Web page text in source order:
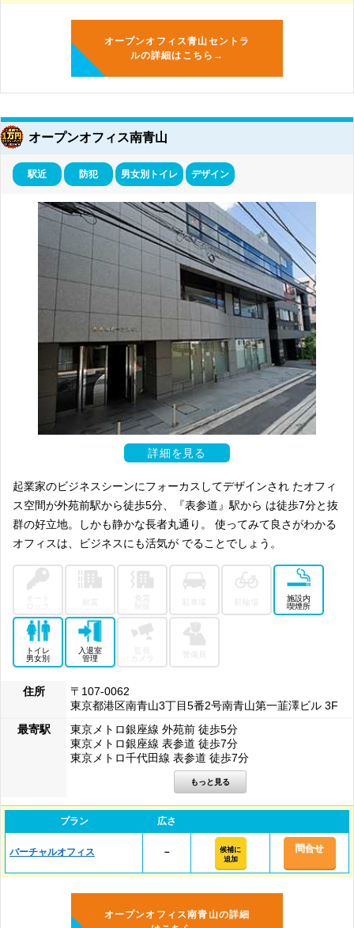
オープンオフィス青山セントラ
ルの詳細はこちら→
オープンオフィス南青山
駅近 防犯 男女別トイレ デザイン
詳細を見る
起業家のビジネスシーンにフォーカスしてデザインされ たオフィ
ス空間が外苑前駅から徒歩5分、『表参道』駅から は徒歩7分と抜
群の好立地。しかも静かな長者丸通り。 使ってみて良さがわかる
オフィスは、ビジネスにも活気が でることでしょう。
施設内
喫煙所
トイレ
男女別
入退室
管理
カメラ
警備員
住所
〒107-0062
東京都港区南青山3丁目5番2号南青山第一韮澤ビル 3F
最寄駅
東京メトロ銀座線 外苑前 徒歩5分
東京メトロ銀座線 表参道 徒歩7分
東京メトロ千代田線 表参道 徒歩7分
プラン 広さ
バーチャルオフィス －
候補に
追加
問合せ
オープンオフィス南青山の詳細